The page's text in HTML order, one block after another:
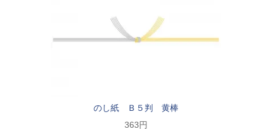
のし紙 Ｂ５判 黄棒
363円